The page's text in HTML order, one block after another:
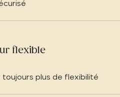
flexible
plus de flexibilité